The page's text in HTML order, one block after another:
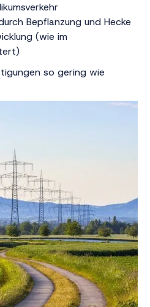
Bepflanzung und Hecke
(wie im
so gering wie